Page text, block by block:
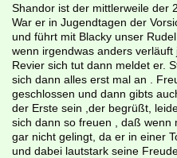
Shandor ist der mittlerweile der
War er in Jugendtagen der
und führt mit Blacky unser
wenn irgendwas anders
Revier sich tut dann meldet er.
sich dann alles erst mal an .
geschlossen und dann gibts
der Erste sein ,der begrüßt,
sich dann so freuen , daß wenn
gar nicht gelingt, da er in einer
und dabei lautstark seine